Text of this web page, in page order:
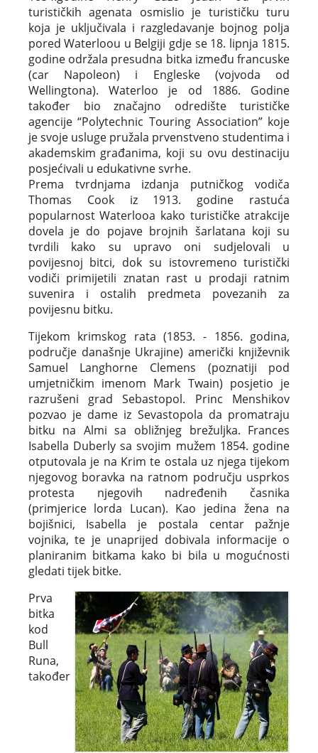
turističkih agenata osmislio je turističku turu
koja je uključivala i razgledavanje bojnog polja
pored Waterloou u Belgiji gdje se 18. lipnja 1815.
godine održala presudna bitka između francuske
(car Napoleon) i Engleske (vojvoda od
Wellingtona). Waterloo je od 1886. Godine
također bio značajno odredište turističke
agencije “Polytechnic Touring Association” koje
je svoje usluge pružala prvenstveno studentima i
akademskim građanima, koji su ovu destinaciju
posjećivali u edukativne svrhe.
Prema tvrdnjama izdanja putničkog vodiča
Thomas Cook iz 1913. godine rastuća
popularnost Waterlooa kako turističke atrakcije
dovela je do pojave brojnih šarlatana koji su
tvrdili kako su upravo oni sudjelovali u
povijesnoj bitci, dok su istovremeno turistički
vodiči primijetili znatan rast u prodaji ratnim
suvenira i ostalih predmeta povezanih za
povijesnu bitku.
Tijekom krimskog rata (1853. - 1856. godina,
područje današnje Ukrajine) američki književnik
Samuel Langhorne Clemens (poznatiji pod
umjetničkim imenom Mark Twain) posjetio je
razrušeni grad Sebastopol. Princ Menshikov
pozvao je dame iz Sevastopola da promatraju
bitku na Almi sa obližnjeg brežuljka. Frances
Isabella Duberly sa svojim mužem 1854. godine
otputovala je na Krim te ostala uz njega tijekom
njegovog boravka na ratnom području usprkos
protesta njegovih nadređenih časnika
(primjerice lorda Lucan). Kao jedina žena na
bojišnici, Isabella je postala centar pažnje
vojnika, te je unaprijed dobivala informacije o
planiranim bitkama kako bi bila u mogućnosti
gledati tijek bitke.
Prva
bitka
kod
Bull
Runa,
također